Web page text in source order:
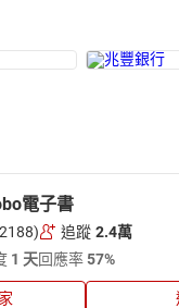
電子書
追蹤 2.4萬
1 天回應率57%